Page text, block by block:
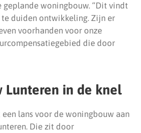
geplande woningbouw. “Dit vindt
te duiden ontwikkeling. Zijn er
voorhanden voor onze
die door
Lunteren in de knel
lans voor de woningbouw aan
Die zit door